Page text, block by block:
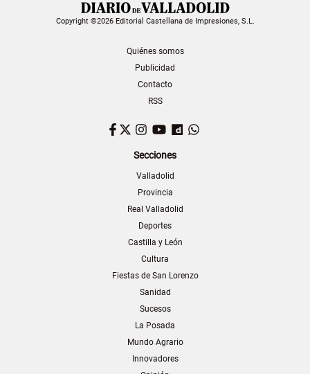
Copyright ©2026 Editorial Castellana de Impresiones, S.L.
Quiénes somos
Publicidad
Contacto
RSS
Facebook
TwitterInstagram
YouTubeDailymotion
Secciones
Valladolid
Provincia
Real Valladolid
Deportes
Castilla y León
Cultura
Fiestas de San Lorenzo
Sanidad
Sucesos
La Posada
Mundo Agrario
Innovadores